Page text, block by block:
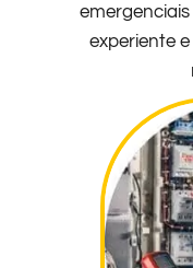
emergenciais
experiente